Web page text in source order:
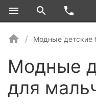
Модные детские
Модные
для